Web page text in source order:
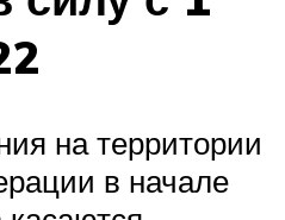
на территории
в начале